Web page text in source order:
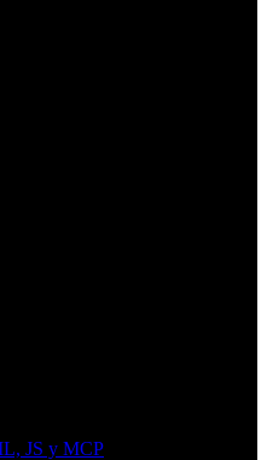
JS y MCP